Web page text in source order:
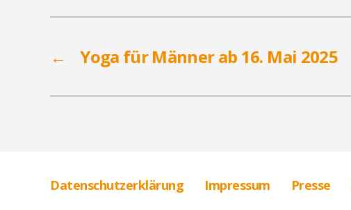
← Yoga für Männer ab 16. Mai 2025
Datenschutzerklärung Impressum Presse